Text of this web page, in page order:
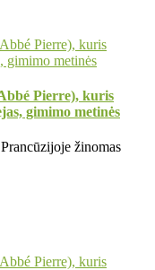
Pierre), kuris
gimimo metinės
žinomas